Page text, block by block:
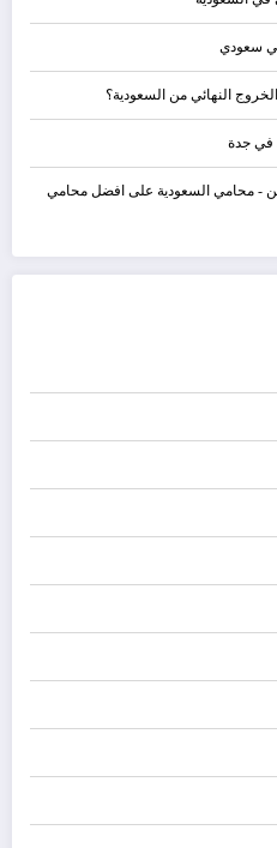
سعودي
النهائي من السعودية؟
في جدة
- محامي السعودية على افضل محامي